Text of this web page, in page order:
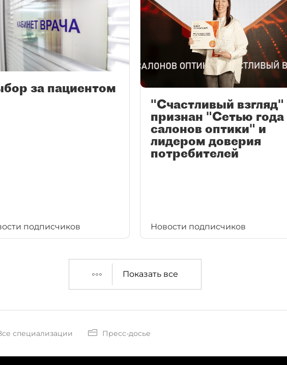
за пациентом
подписчиков
"Счастливый взгляд"
признан "Сетью года
салонов оптики" и
лидером доверия
потребителей
Новости подписчиков
Показать все
специализации Пресс-досье